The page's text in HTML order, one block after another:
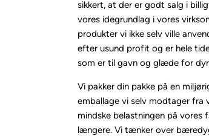
sikkert, at der er godt salg i
vores idegrundlag i vores
produkter vi ikke selv ville
efter usund profit og er hele
som er til gavn og glæde for
Vi pakker din pakke på en
emballage vi selv modtager fra
mindske belastningen på vores
længere. Vi tænker over